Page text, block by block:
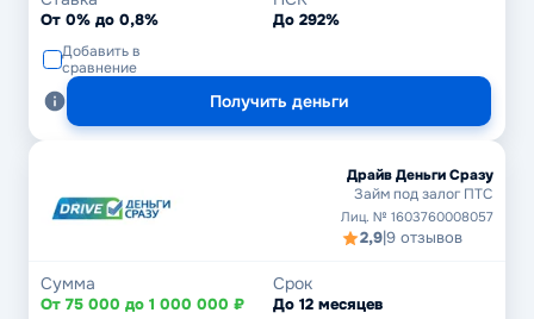
От 0% до 0,8% До 292%
Добавить в
сравнение
Получить деньги
Драйв Деньги Сразу
Займ под залог ПТС
Лиц. № 1603760008057
2,9|9 отзывов
Сумма
От 75 000 до 1 000 000 ₽
Срок
До 12 месяцев